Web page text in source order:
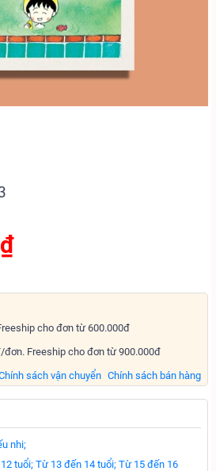
₫
cho đơn từ 600.000đ
đơn. Freeship cho đơn từ 900.000đ
Chính sách bán hàng
sách vận chuyển
nhi;
tuổi; Từ 13 đến 14 tuổi; Từ 15 đến 16